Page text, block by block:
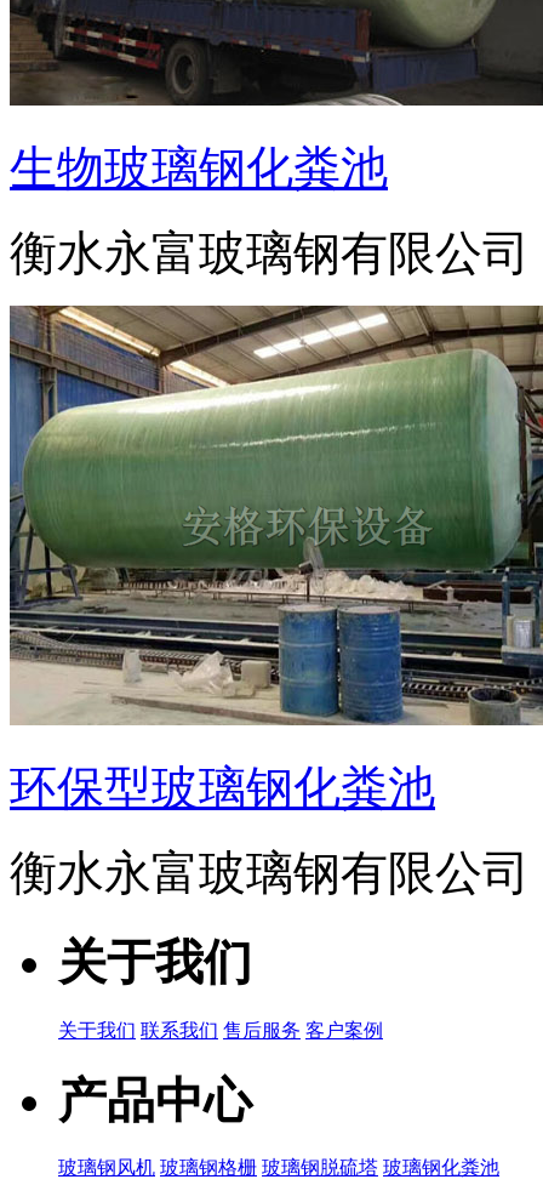
生物玻璃钢化粪池
衡水永富玻璃钢有限公司
环保型玻璃钢化粪池
衡水永富玻璃钢有限公司
关于我们
关于我们 联系我们 售后服务 客户案例
产品中心
玻璃钢风机 玻璃钢格栅 玻璃钢脱硫塔 玻璃钢化粪池